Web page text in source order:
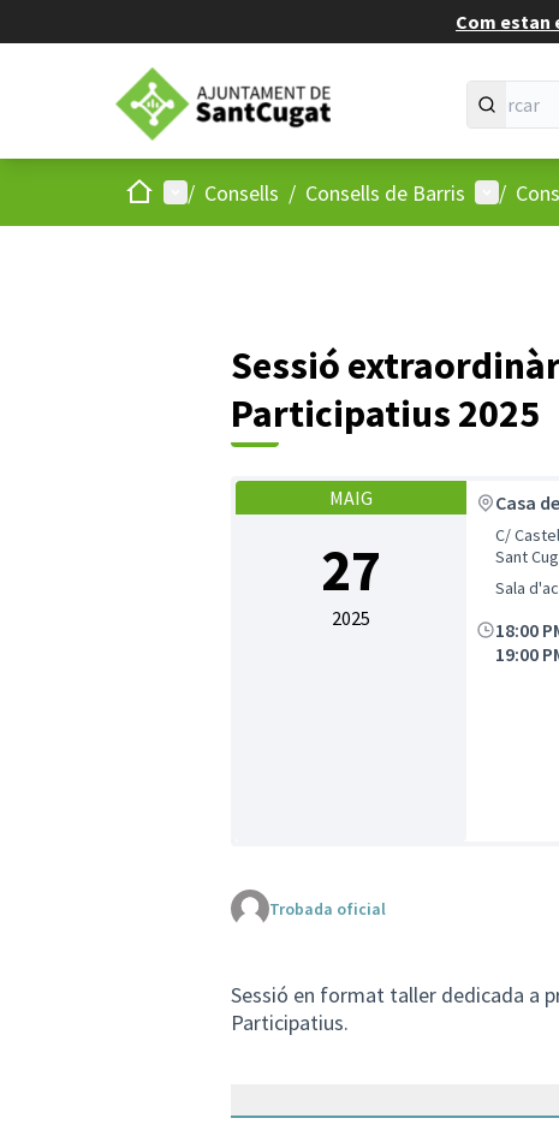
Com estan
Inici Menú principal
/ Consells / Consells de Barris Menú
/
Sessió
Participatius 2025
MAIG
27
2025
Casa
C/ Castellví,
Sant
Sala
18:00
19:00
Trobada oficial
Sessió en format taller dedicada a
Participatius.